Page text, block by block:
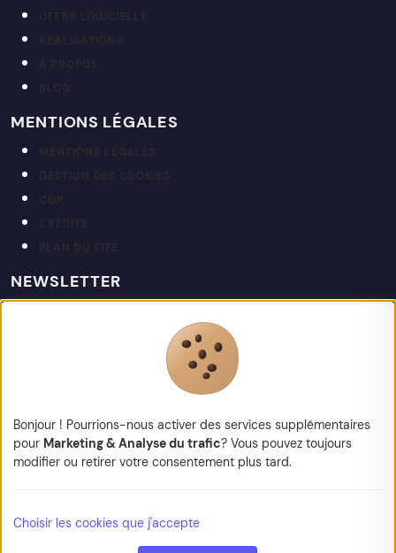
MENTIONS LÉGALES
NEWSLETTER
Restez informé de nos actualités et projets.
© 2026 Kapt — Tous droits réservés
Bonjour ! Pourrions-nous activer des services supplémentaires
pour Marketing & Analyse du trafic? Vous pouvez toujours
modifier ou retirer votre consentement plus tard.
Choisir les cookies que j'accepte